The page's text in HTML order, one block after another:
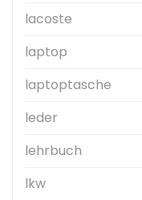
lacoste
laptop
laptoptasche
leder
lehrbuch
lkw